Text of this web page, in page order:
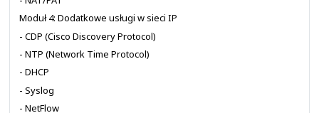
- Wstępna konfiguracja i weryfikacja
- Dostęp do urządzenia
- Konfiguracja SSH
Moduł 2: Przełączanie w sieci LAN